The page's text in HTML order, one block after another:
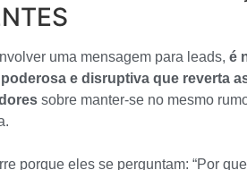
uma mensagem para leads, é
e disruptiva que reverta
sobre manter-se no mesmo
porque eles se perguntam: “Por